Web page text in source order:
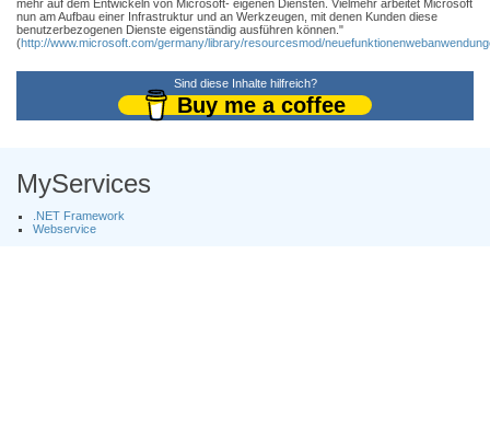
mehr auf dem Entwickeln von Microsoft- eigenen Diensten. Vielmehr arbeitet Microsoft
nun am Aufbau einer Infrastruktur und an Werkzeugen, mit denen Kunden diese
benutzerbezogenen Dienste eigenständig ausführen können."
(http://www.microsoft.com/germany/library/resourcesmod/
Sind diese Inhalte hilfreich?
Buy me a coffee
MyServices
.NET Framework
Webservice